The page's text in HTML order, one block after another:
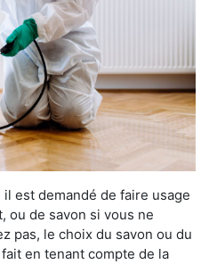
est demandé de faire usage
ou de savon si vous ne
pas, le choix du savon ou du
en tenant compte de la